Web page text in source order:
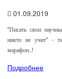
01.09.2019
"Писать свои
никто не учит" -
марафон..!
Подробнее